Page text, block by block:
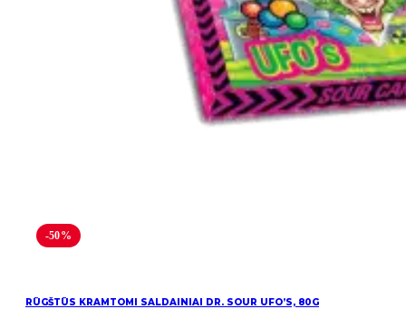
-50%
RŪGŠTŪS KRAMTOMI SALDAINIAI DR. SOUR UFO’S, 80G